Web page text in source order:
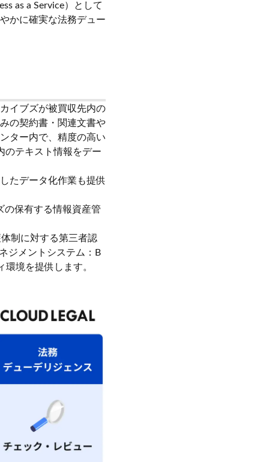
as a Service）として
かに確実な法務デュー
イブズが被買収先内の
の契約書・関連文書や
ター内で、精度の高い
のテキスト情報をデー
たデータ化作業も提供
の保有する情報資産管
制に対する第三者認
ジメントシステム：B
境を提供します。